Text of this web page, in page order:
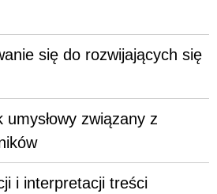
się do rozwijających się
umysłowy związany z
i interpretacji treści